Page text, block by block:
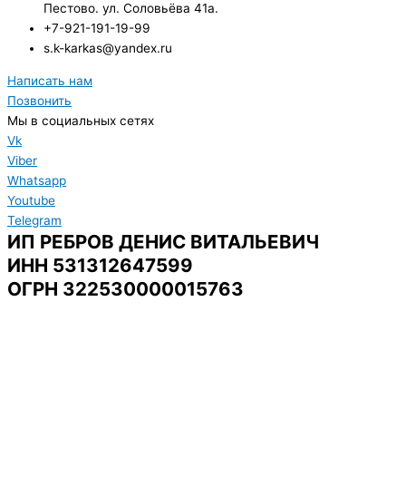
Пестово. ул. Соловьёва 41а.
+7-921-191-19-99
s.k-karkas@yandex.ru
Написать нам
Позвонить
Мы в социальных сетях
Vk
Viber
Whatsapp
Youtube
Telegram
ИП РЕБРОВ ДЕНИС ВИТАЛЬЕВИЧ
ИНН 531312647599
ОГРН 322530000015763